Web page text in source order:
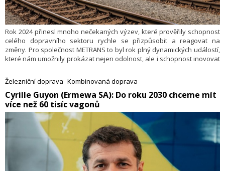
Rok 2024 přinesl mnoho nečekaných výzev, které prověřily schopnost
celého dopravního sektoru rychle se přizpůsobit a reagovat na
změny. Pro společnost METRANS to byl rok plný dynamických událostí,
které nám umožnily prokázat nejen odolnost, ale i schopnost inovovat
klíčových železničních koridorech, stávky v přístavech nebo dopady
přírodních katastrof jako byly povodně, METRANS vždy rychle reagoval
a upravil své procesy, aby zajistil plynulost dopravy.
Železniční doprava Kombinovaná doprava
Cyrille Guyon (Ermewa SA): Do roku 2030 chceme mít
více než 60 tisíc vagonů